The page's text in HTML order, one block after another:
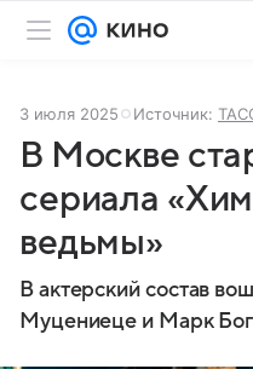
3 июля 2025 Источник:
В Москве
сериала
ведьмы»
В актерский состав
Муцениеце и Марк